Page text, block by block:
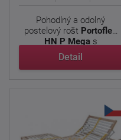
Pohodlný a odolný
postelový rošt Portoflex
HN P Megas
nadstandardní ...
Detail